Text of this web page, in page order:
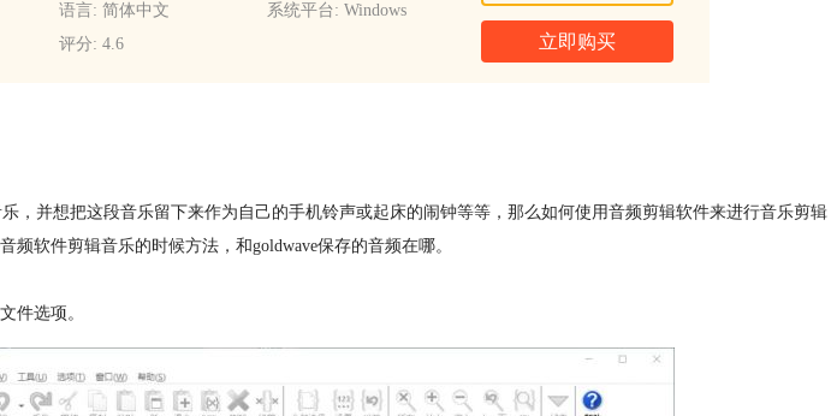
语言: 简体中文
系统平台: Windows
评分: 4.6 立即购买
，并想把这段音乐留下来作为自己的手机铃声或起床的闹钟等等，那么如何使用音频剪辑软件来进行音乐剪辑
频软件剪辑音乐的时候方法，和goldwave保存的音频在哪。
件选项。